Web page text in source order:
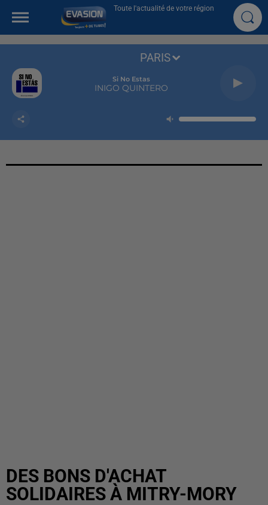
Toute l'actualité de votre région
Si No Estas
INIGO QUINTERO
PARIS
DES BONS D'ACHAT
SOLIDAIRES À MITRY-MORY